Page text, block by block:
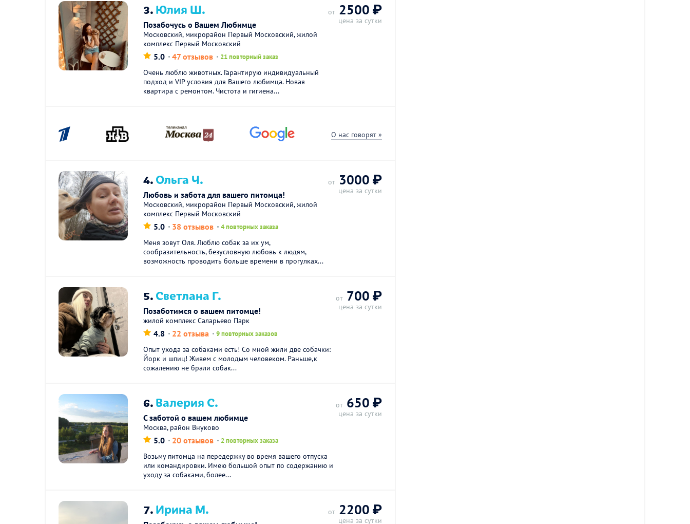
3.Юлия Ш.
Позабочусь о Вашем Любимце
Московский, микрорайон Первый Московский, жилой
комплекс Первый Московский
5.0 47 отзывов 21 повторный заказ
Очень люблю животных. Гарантирую индивидуальный
подход и VIP условия для Вашего любимца. Новая
квартира с ремонтом. Чистота и гигиена...
от 2500 ₽
цена за сутки
О нас говорят »
4.Ольга Ч.
Любовь и забота для вашего питомца!
Московский, микрорайон Первый Московский, жилой
комплекс Первый Московский
5.0 38 отзывов 4 повторных заказа
Меня зовут Оля. Люблю собак за их ум,
сообразительность, безусловную любовь к людям,
возможность проводить больше времени в прогулках...
от 3000 ₽
цена за сутки
5.Светлана Г.
Позаботимся о вашем питомце!
жилой комплекс Саларьево Парк
4.8 22 отзыва 9 повторных заказов
Опыт ухода за собаками есть! Со мной жили две собачки:
Йорк и шпиц! Живем с молодым человеком. Раньше,к
сожалению не брали собак...
от 700 ₽
цена за сутки
6.Валерия С.
C заботой о вашем любимце
Москва, район Внуково
5.0 20 отзывов 2 повторных заказа
Возьму питомца на передержку во время вашего отпуска
или командировки. Имею большой опыт по содержанию и
уходу за собаками, более...
от 650 ₽
цена за сутки
7.Ирина М. от 2200 ₽
цена за сутки